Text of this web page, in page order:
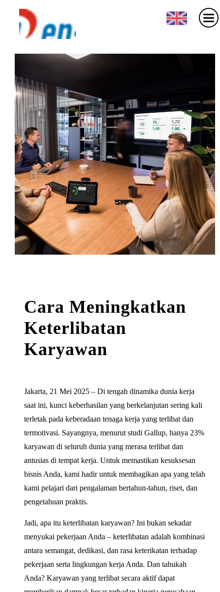
Cara Meningkatkan
Keterlibatan
Karyawan
Jakarta, 21 Mei 2025 – Di tengah dinamika dunia kerja
saat ini, kunci keberhasilan yang berkelanjutan sering kali
terletak pada keberadaan tenaga kerja yang terlibat dan
termotivasi. Sayangnya, menurut studi Gallup, hanya 23%
karyawan di seluruh dunia yang merasa terlibat dan
antusias di tempat kerja. Untuk memastikan kesuksesan
bisnis Anda, kami hadir untuk membagikan apa yang telah
kami pelajari dari pengalaman bertahun-tahun, riset, dan
pengetahuan praktis.
Jadi, apa itu keterlibatan karyawan? Ini bukan sekadar
menyukai pekerjaan Anda – keterlibatan adalah kombinasi
antara semangat, dedikasi, dan rasa keterikatan terhadap
pekerjaan serta lingkungan kerja Anda. Dan tahukah
Anda? Karyawan yang terlibat secara aktif dapat